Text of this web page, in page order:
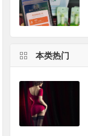
本类热门